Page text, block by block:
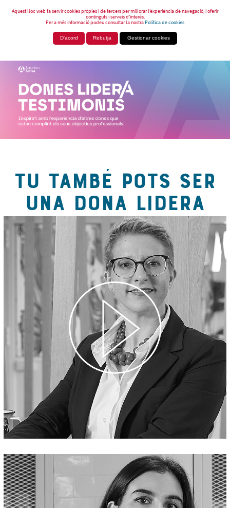
Aquest lloc web fa servir cookies pròpies i de tercers per millorar l’experiència de navegació, i oferir
continguts i serveis d’interès.
Per a més informació podeu consultar la nostraPolítica de cookies
D'acord Rebutja Gestionar cookies
TU TAMBÉ POTS SER
UNA DONA LIDERA